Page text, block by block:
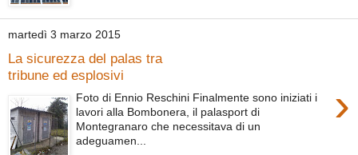
martedì 3 marzo 2015
La sicurezza del palas tra
tribune ed esplosivi
›
Foto di Ennio Reschini Finalmente sono iniziati i
lavori alla Bombonera, il palasport di
Montegranaro che necessitava di un
adeguamen...